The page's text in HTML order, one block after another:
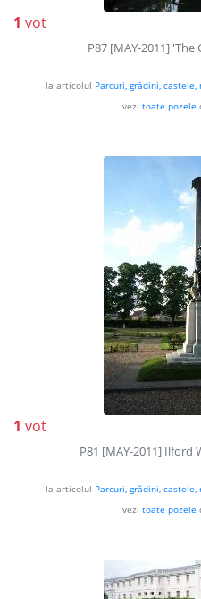
1 vot
P87 [MAY-2011]
la articolul Parcuri, grădini,
vezi toate pozele
1 vot
P81 [MAY-2011] Ilford
la articolul Parcuri, grădini,
vezi toate pozele